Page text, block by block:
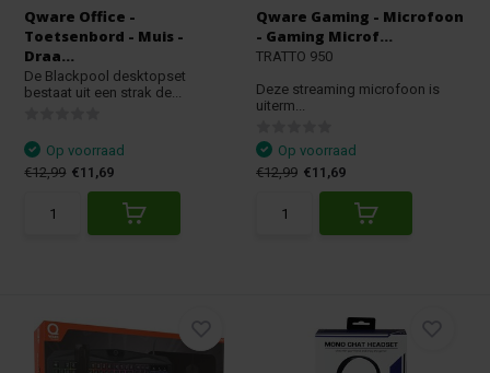
Qware Office -
Toetsenbord - Muis -
Draa...
De Blackpool desktopset
bestaat uit een strak de...
Op voorraad
€12,99 €11,69
Qware Gaming - Microfoon
- Gaming Microf...
TRATTO 950
Deze streaming microfoon is
uiterm...
Op voorraad
€12,99 €11,69